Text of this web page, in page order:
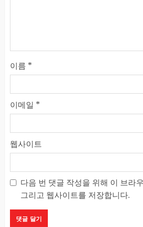
이름 *
이메일 *
웹사이트
다음 번 댓글 작성을 위해 이 브라
그리고 웹사이트를 저장합니다.